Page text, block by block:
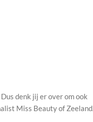
denk jij er over om ook
Miss Beauty of Zeeland.